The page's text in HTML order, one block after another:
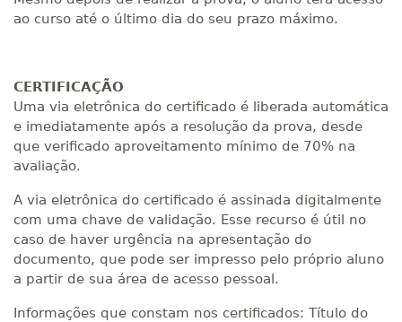
ao curso até o último dia do seu prazo máximo.
CERTIFICAÇÃO
Uma via eletrônica do certificado é liberada automática
e imediatamente após a resolução da prova, desde
que verificado aproveitamento mínimo de 70% na
avaliação.
A via eletrônica do certificado é assinada digitalmente
com uma chave de validação. Esse recurso é útil no
caso de haver urgência na apresentação do
documento, que pode ser impresso pelo próprio aluno
a partir de sua área de acesso pessoal.
Informações que constam nos certificados: Título do